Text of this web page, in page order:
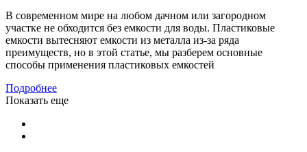
В современном мире на любом дачном или загородном
участке не обходится без емкости для воды. Пластиковые
емкости вытесняют емкости из металла из-за ряда
преимуществ, но в этой статье, мы разберем основные
способы применения пластиковых емкостей
Подробнее
Показать еще